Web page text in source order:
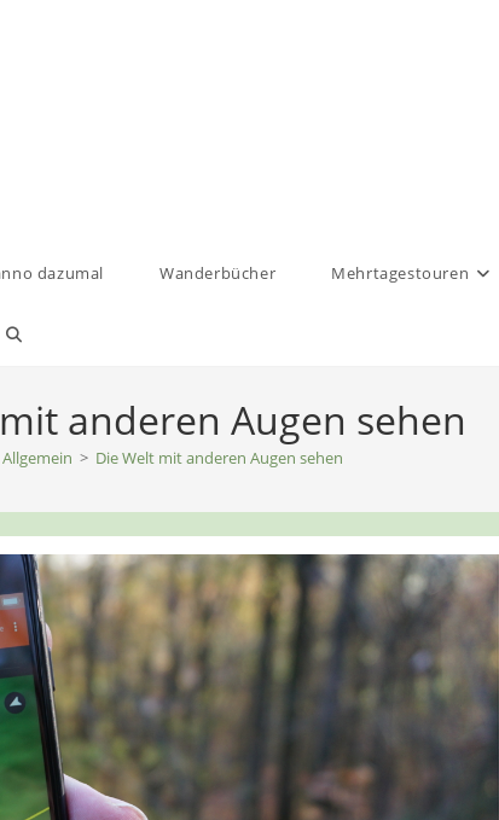
dazumal Wanderbücher Mehrtagestouren
Website-
umschalten
anderen Augen sehen
Allgemein > Die Welt mit anderen Augen sehen